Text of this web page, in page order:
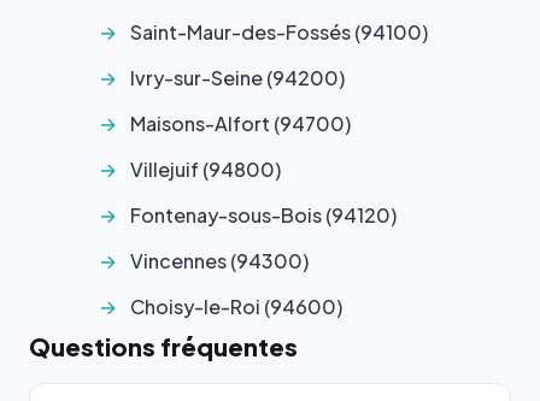
Saint-Maur-des-Fossés (94100)
Ivry-sur-Seine (94200)
Maisons-Alfort (94700)
Villejuif (94800)
Fontenay-sous-Bois (94120)
Vincennes (94300)
Choisy-le-Roi (94600)
Questions fréquentes